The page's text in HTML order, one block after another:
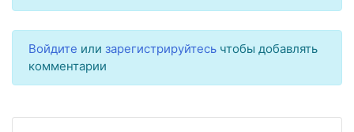
Войдите или зарегистрируйтесь чтобы добавлять
комментарии